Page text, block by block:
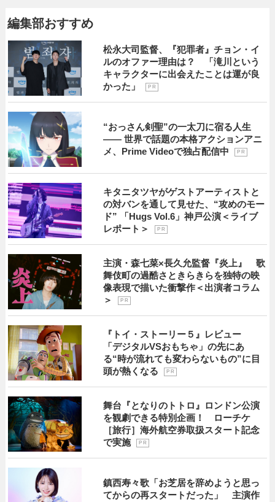
編集部おすすめ
松永大司監督、『犯罪者』チョン・イ
ルのオファー理由は？ 「滝川という
キャラクターに出会えたことは運が良
かった」
P R
“おっさん剣聖”の一太刀に宿る人生
―― 世界で話題の本格アクションアニ
メ、Prime Videoで独占配信中
P R
キタニタツヤがゲストアーティストと
の対バンを通して見せた、“攻めのモー
ド” 「Hugs Vol.6」神戸公演＜ライブ
レポート＞
P R
主演・森七菜×長久允監督『炎上』 歌
舞伎町の過酷さときらきらを独特の映
像表現で描いた衝撃作＜出演者コラム
＞
P R
『トイ・ストーリー５』レビュー
「デジタルVSおもちゃ」の先にあ
る“時が流れても変わらないもの”に目
頭が熱くなる
P R
舞台『となりのトトロ』ロンドン公演
を観劇できる特別企画！ ローチケ
［旅行］海外航空券取扱スタート記念
で実施
P R
鎮西寿々歌「お芝居を辞めようと思っ
てからの再スタートだった」 主演作